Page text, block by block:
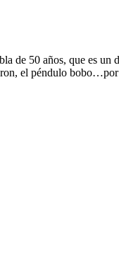
de 50 años, que es un
el péndulo